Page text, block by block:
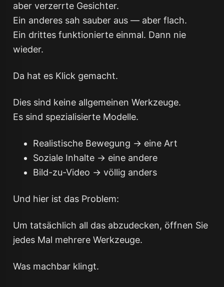
aber verzerrte Gesichter.
Ein anderes sah sauber aus — aber flach.
Ein drittes funktionierte einmal. Dann nie
wieder.
Da hat es Klick gemacht.
Dies sind keine allgemeinen Werkzeuge.
Es sind spezialisierte Modelle.
Realistische Bewegung → eine Art
Soziale Inhalte → eine andere
Bild-zu-Video → völlig anders
Und hier ist das Problem:
Um tatsächlich all das abzudecken, öffnen Sie
jedes Mal mehrere Werkzeuge.
Was machbar klingt.